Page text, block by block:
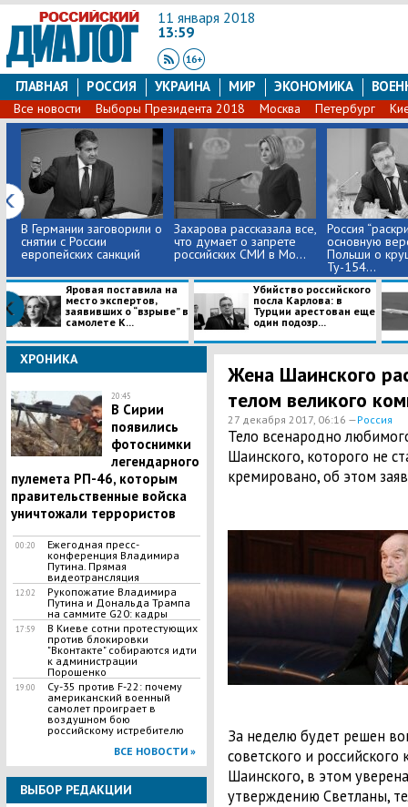
11 января 2018
13:59
ГЛАВНАЯ РОССИЯ УКРАИНА МИР ЭКОНОМИКА
Все новости Выборы Президента 2018 Москва Петербург
В Германии заговорили о
снятии с России
европейских санкций
Захарова рассказала все,
что думает о запрете
российских СМИ в Мо...
​Россия
основную
Польши о
Ту-154...
Яровая поставила на
место экспертов,
заявивших о “взрыве” в
самолете К...
Убийство российского
посла Карлова: в
Турции арестован еще
один подозр...
ХРОНИКА
20:45
В Сирии
появились
фотоснимки
легендарного
пулемета РП-46, которым
правительственные войска
уничтожали террористов
00:20
Ежегодная пресс-
конференция Владимира
Путина. Прямая
видеотрансляция
12:02
Рукопожатие Владимира
Путина и Дональда Трампа
на саммите G20: кадры
17:59
В Киеве сотни протестующих
против блокировки
"Вконтакте" собираются идти
к администрации
Порошенко
19:00
Су-35 против F-22: почему
американский военный
самолет проиграет в
воздушном бою
российскому истребителю
ВСЕ НОВОСТИ »
ВЫБОР РЕДАКЦИИ
Жена Шаинского
телом великого
27 декабря 2017, 06:16 —Россия
Тело всенародно
Шаинского, которого не
кремировано, об этом
За неделю будет решен
советского и
Шаинского, в этом
утверждению Светланы,